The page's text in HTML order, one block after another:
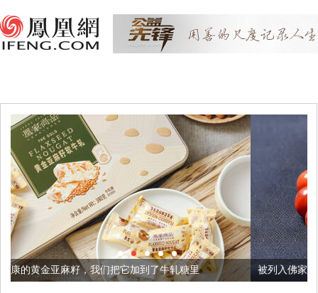
把它加到了牛轧糖里 被列入佛家七宝的它到底有多美？